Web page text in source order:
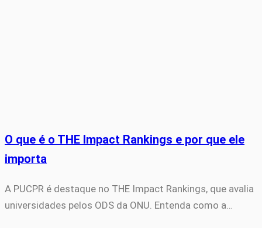
O que é o THE Impact Rankings e por que ele
importa
A PUCPR é destaque no THE Impact Rankings, que avalia
universidades pelos ODS da ONU. Entenda como a…